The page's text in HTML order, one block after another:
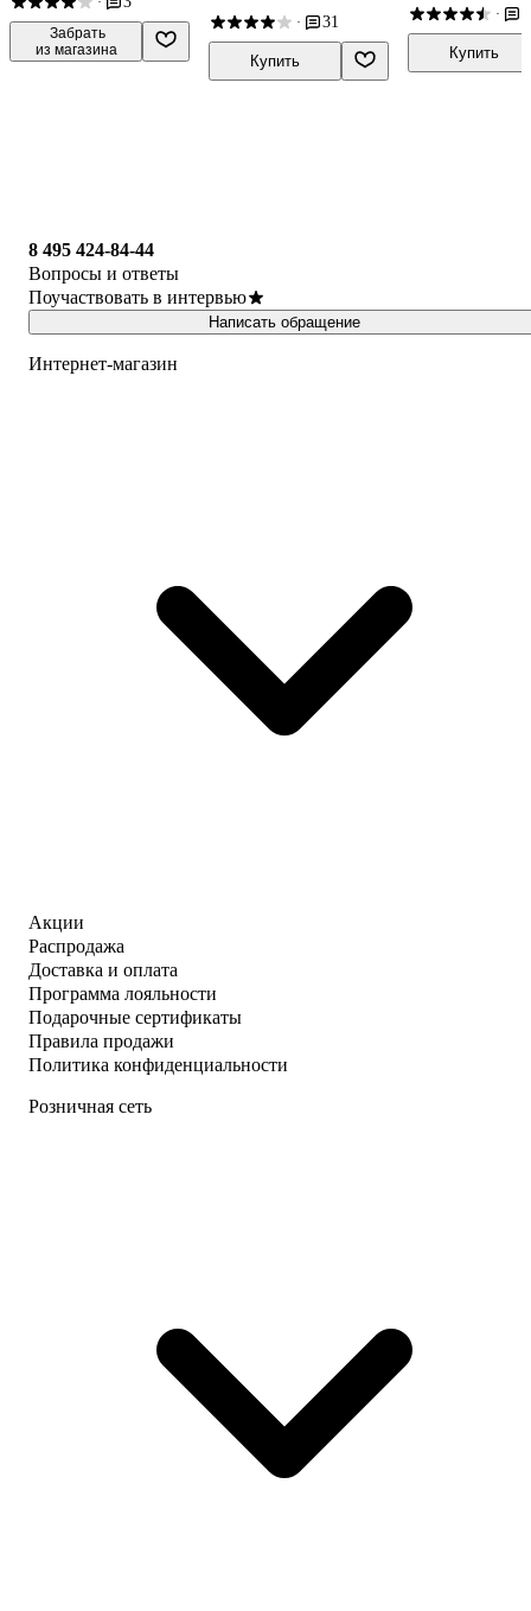
формируются мысли
Забрать
из магазина
· 31
Купить
·
Купить
8 495 424-84-44
Вопросы и ответы
Поучаствовать в интервью
Написать обращение
Интернет-магазин
Акции
Распродажа
Доставка и оплата
Программа лояльности
Подарочные сертификаты
Правила продажи
Политика конфиденциальности
Розничная сеть